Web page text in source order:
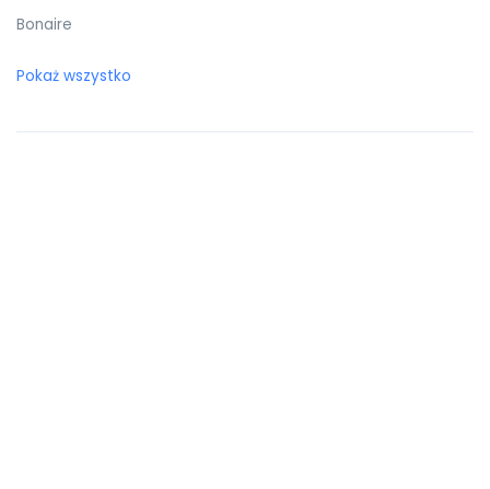
Bonaire
Brazylia
Pokaż wszystko